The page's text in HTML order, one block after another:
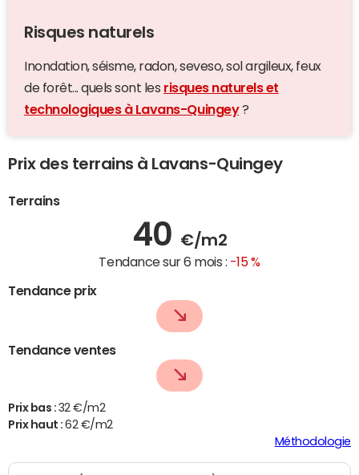
Risques naturels
Inondation, séisme, radon, seveso, sol argileux, feux
de forêt... quels sont les risques naturels et
technologiques à Lavans-Quingey?
Prix des terrains à Lavans-Quingey
Terrains
40 €/m2
Tendance sur 6 mois : -15 %
Tendance prix
Tendance ventes
Prix bas : 32 €/m2
Prix haut :62 €/m2
Méthodologie